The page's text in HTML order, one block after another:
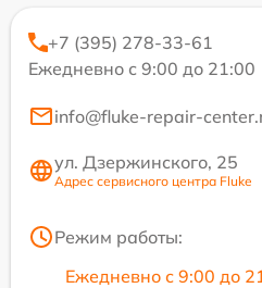
+7 (395) 278-33-61
Ежедневно с 9:00 до 21:00
info@fluke-repair-
ул. Дзержинского, 25
Адрес сервисного центра Fluke
Режим работы:
Ежедневно с 9:00 до